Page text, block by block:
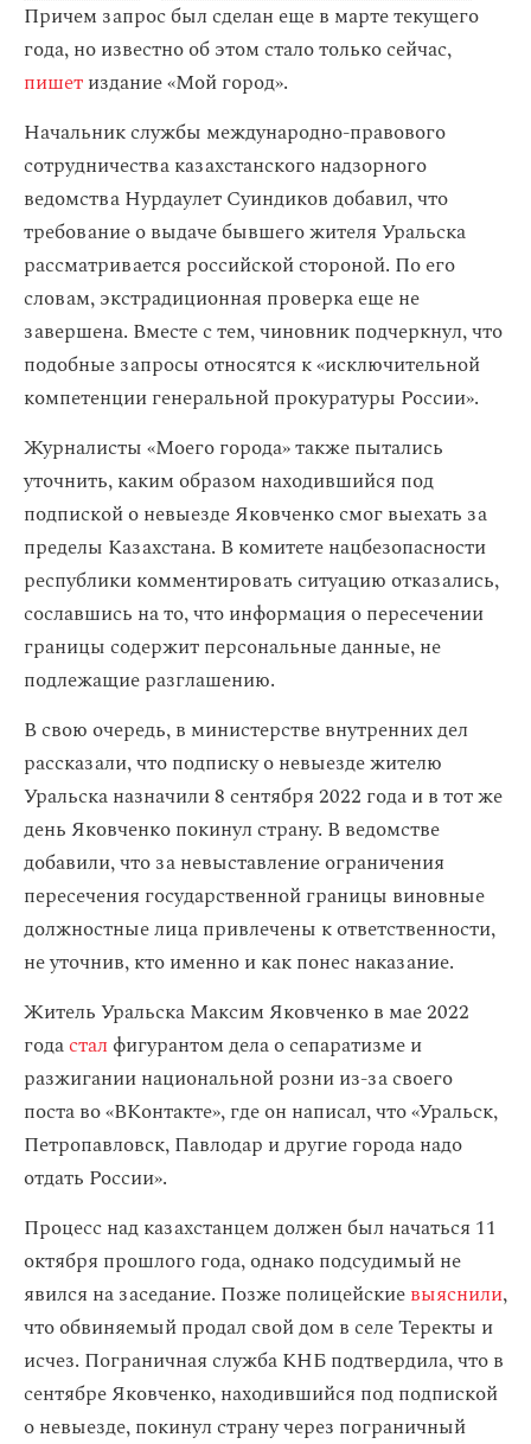
Причем запрос был сделан еще в марте текущего
года, но известно об этом стало только сейчас,
пишетиздание «Мой город».
Начальник службы международно-правового
сотрудничества казахстанского надзорного
ведомства Нурдаулет Суиндиков добавил, что
требование о выдаче бывшего жителя Уральска
рассматривается российской стороной. По его
словам, экстрадиционная проверка еще не
завершена. Вместе с тем, чиновник подчеркнул, что
подобные запросы относятся к «исключительной
компетенции генеральной прокуратуры России».
Журналисты «Моего города» также пытались
уточнить, каким образом находившийся под
подпиской о невыезде Яковченко смог выехать за
пределы Казахстана. В комитете нацбезопасности
республики комментировать ситуацию отказались,
сославшись на то, что информация о пересечении
границы содержит персональные данные, не
подлежащие разглашению.
В свою очередь, в министерстве внутренних дел
рассказали, что подписку о невыезде жителю
Уральска назначили 8 сентября 2022 года и в тот же
день Яковченко покинул страну. В ведомстве
добавили, что за невыставление ограничения
пересечения государственной границы виновные
должностные лица привлечены к ответственности,
не уточнив, кто именно и как понес наказание.
Житель Уральска Максим Яковченко в мае 2022
годастал фигурантом дела о сепаратизме и
разжигании национальной розни из-за своего
поста во «ВКонтакте», где он написал, что «Уральск,
Петропавловск, Павлодар и другие города надо
отдать России».
Процесс над казахстанцем должен был начаться 11
октября прошлого года, однако подсудимый не
явился на заседание. Позже полицейскиевыяснили,
что обвиняемый продал свой дом в селе Теректы и
исчез. Пограничная служба КНБ подтвердила, что в
сентябре Яковченко, находившийся под подпиской
о невыезде, покинул страну через пограничный